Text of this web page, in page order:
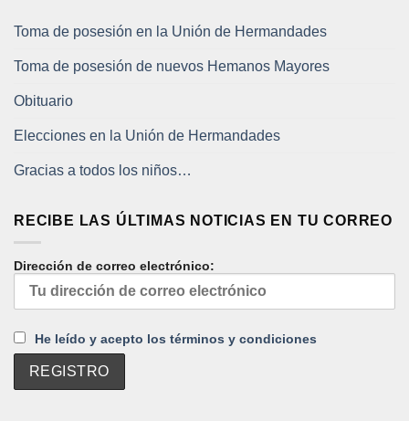
Toma de posesión en la Unión de Hermandades
Toma de posesión de nuevos Hemanos Mayores
Obituario
Elecciones en la Unión de Hermandades
Gracias a todos los niños…
RECIBE LAS ÚLTIMAS NOTICIAS EN TU CORREO
Dirección de correo electrónico:
He leído y acepto los términos y condiciones